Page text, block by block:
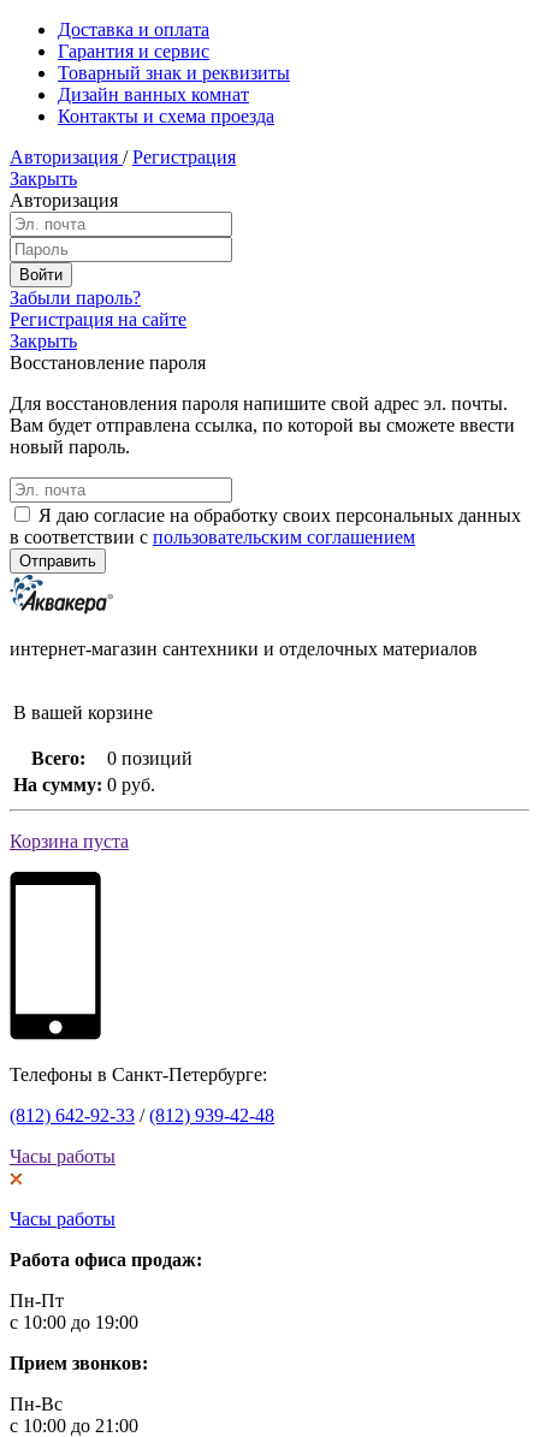
Доставка и оплата
Гарантия и сервис
Товарный знак и реквизиты
Дизайн ванных комнат
Контакты и схема проезда
Авторизация / Регистрация
Закрыть
Авторизация
Забыли пароль?
Регистрация на сайте
Закрыть
Восстановление пароля
Для восстановления пароля напишите свой адрес эл. почты.
Вам будет отправлена ссылка, по которой вы сможете ввести
новый пароль.
Я даю согласие на обработку своих персональных данных
в соответствии с пользовательским соглашением
интернет-магазин сантехники и отделочных материалов
В вашей корзине
Всего:
0 позиций
На сумму: 0 руб.
Корзина пуста
Телефоны в Санкт-Петербурге:
(812) 642-92-33 /(812) 939-42-48
Часы работы
Часы работы
Работа офиса продаж:
Пн-Пт
с 10:00 до 19:00
Прием звонков:
Пн-Вс
с 10:00 до 21:00